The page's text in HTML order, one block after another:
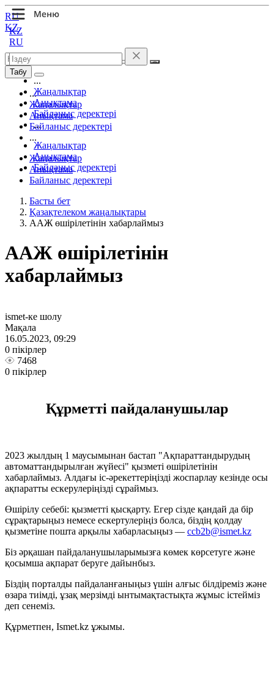
KZ
RU
...
Жаңалықтар
Анықтама
Байланыс деректері
...
Жаңалықтар
Анықтама
Байланыс деректері
RU
KZ
Табу
...
Жаңалықтар
Анықтама
Байланыс деректері
...
Жаңалықтар
Анықтама
Байланыс деректері
Басты бет
Қазақтелеком жаңалықтары
ААЖ өшірілетінін хабарлаймыз
ААЖ өшірілетінін
хабарлаймыз
ismet-ке шолу
Мақала
16.05.2023, 09:29
0 пікірлер
7468
0 пікірлер
Құрметті пайдаланушылар
2023 жылдың 1 маусымынан бастап "Ақпараттандырудың
автоматтандырылған жүйесі" қызметі өшірілетінін
хабарлаймыз. Алдағы іс-әрекеттеріңізді жоспарлау кезінде осы
ақпаратты ескерулеріңізді сұраймыз.
Өшірілу себебі: қызметті қысқарту. Егер сізде қандай да бір
сұрақтарыңыз немесе ескертулеріңіз болса, біздің қолдау
қызметіне пошта арқылы хабарласыңыз — ccb2b@ismet.kz
Біз әрқашан пайдаланушыларымызға көмек көрсетуге және
қосымша ақпарат беруге дайынбыз.
Біздің порталды пайдаланғаныңыз үшін алғыс білдіреміз және
өзара тиімді, ұзақ мерзімді ынтымақтастықта жұмыс істейміз
деп сенеміз.
Құрметпен, Ismet.kz ұжымы.